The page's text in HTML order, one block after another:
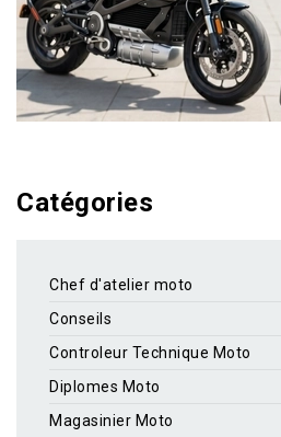
Catégories
Chef d'atelier moto
Conseils
Controleur Technique Moto
Diplomes Moto
Magasinier Moto